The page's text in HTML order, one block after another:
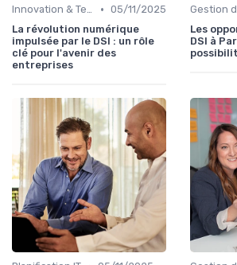
Innovation & Tendances • 05/11/2025
La révolution numérique
impulsée par le DSI : un rôle
clé pour l'avenir des
entreprises
Les
DSI à